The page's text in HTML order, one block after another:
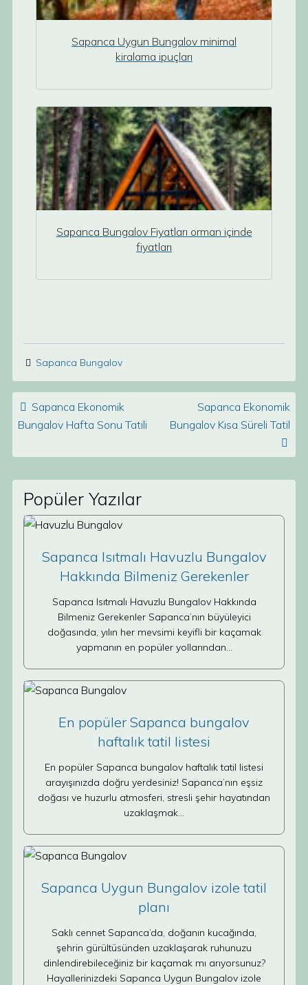
Sapanca Uygun Bungalov minimal
kiralama ipuçları
Sapanca Bungalov Fiyatları orman içinde
fiyatları
Sapanca Bungalov
Post navigation
Sapanca Ekonomik
Bungalov Hafta Sonu Tatili
Sapanca Ekonomik
Bungalov Kısa Süreli Tatil
Popüler Yazılar
Sapanca Isıtmalı Havuzlu Bungalov
Hakkında Bilmeniz Gerekenler
Sapanca Isıtmalı Havuzlu Bungalov Hakkında
Bilmeniz Gerekenler Sapanca’nın büyüleyici
doğasında, yılın her mevsimi keyifli bir kaçamak
yapmanın en popüler yollarından…
En popüler Sapanca bungalov
haftalık tatil listesi
En popüler Sapanca bungalov haftalık tatil listesi
arayışınızda doğru yerdesiniz! Sapanca’nın eşsiz
doğası ve huzurlu atmosferi, stresli şehir hayatından
uzaklaşmak…
Sapanca Uygun Bungalov izole tatil
planı
Saklı cennet Sapanca’da, doğanın kucağında,
şehrin gürültüsünden uzaklaşarak ruhunuzu
dinlendirebileceğiniz bir kaçamak mı arıyorsunuz?
Hayallerinizdeki Sapanca Uygun Bungalov izole